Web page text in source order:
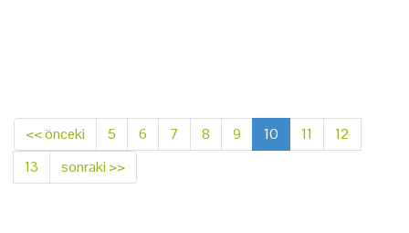
<< önceki 5 6 7 8 9 10 11
12
13
sonraki >>